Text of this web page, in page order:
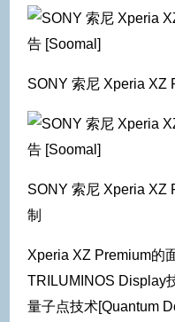
SONY 索尼 Xperia XZ
SONY 索尼 Xperia XZ
制
Xperia XZ Premium的
TRILUMINOS Display
量子点技术[Quantum